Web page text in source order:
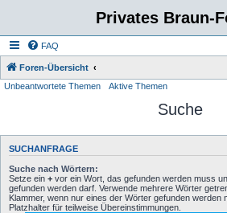
Privates Braun-
FAQ
Foren-Übersicht
Unbeantwortete Themen
Aktive Themen
Suche
SUCHANFRAGE
Suche nach Wörtern:
Setze ein + vor ein Wort, das gefunden werden muss
gefunden werden darf. Verwende mehrere Wörter
Klammer, wenn nur eines der Wörter gefunden werden
Platzhalter für teilweise Übereinstimmungen.